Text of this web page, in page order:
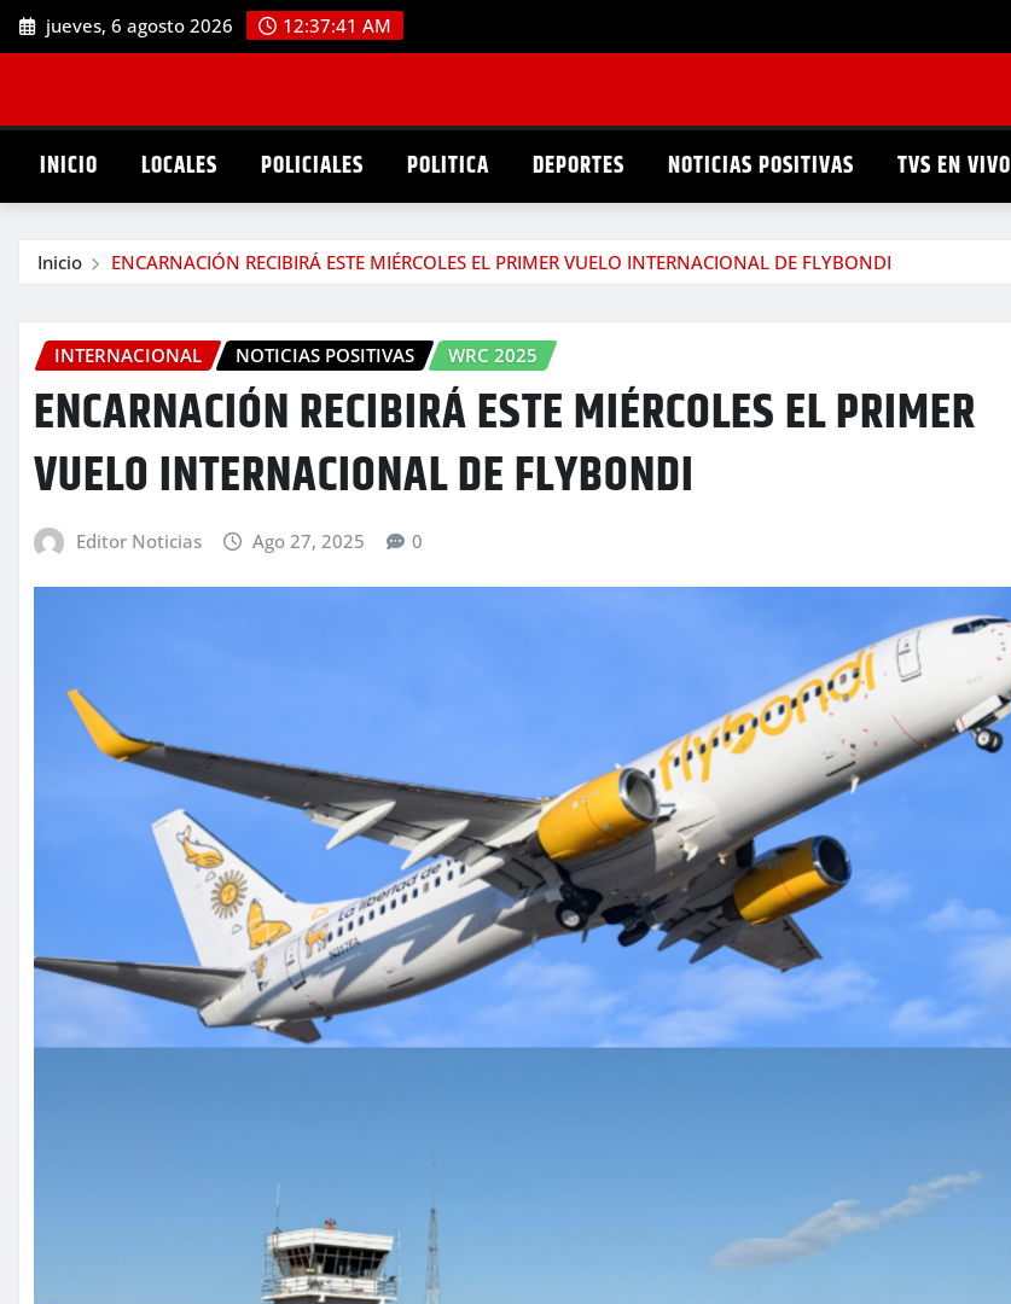
Saltar
al
jueves, 6 agosto 2026 12:37:43 AM
INICIO LOCALES POLICIALES POLITICA DEPORTES NOTICIAS POSITIVAS TVS EN VIVO
Inicio ENCARNACIÓN RECIBIRÁ ESTE MIÉRCOLES EL PRIMER VUELO INTERNACIONAL DE FLYBONDI
INTERNACIONAL NOTICIAS POSITIVAS WRC 2025
ENCARNACIÓN RECIBIRÁ ESTE MIÉRCOLES EL PRIMER
VUELO INTERNACIONAL DE FLYBONDI
Editor Noticias Ago 27, 2025 0